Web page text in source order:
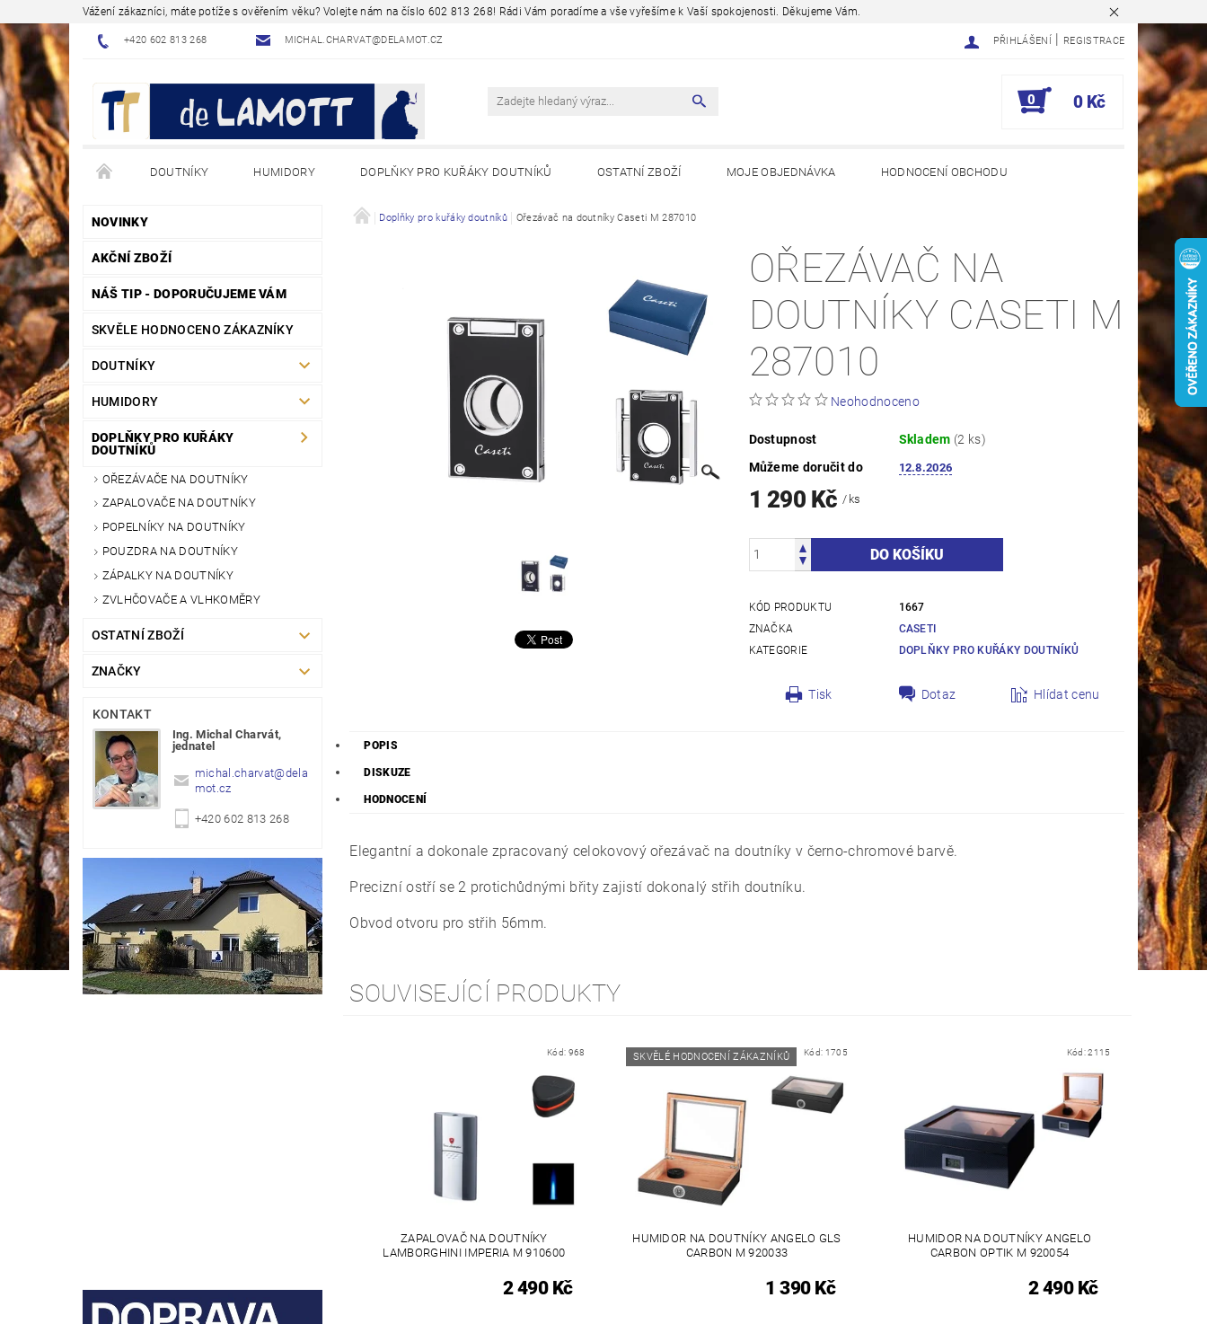
Vážení zákazníci, máte potíže s ověřením věku? Volejte nám na číslo 602 813 268! Rádi Vám poradíme a vše vyřešíme k Vaší spokojenosti. Děkujeme Vám.
+420 602 813 268 MICHAL.CHARVAT@DELAMOT.CZ PŘIHLÁŠENÍ REGISTRACE
0 0 Kč
DOUTNÍKY HUMIDORY DOPLŇKY PRO KUŘÁKY DOUTNÍKŮ OSTATNÍ ZBOŽÍ MOJE OBJEDNÁVKA HODNOCENÍ OBCHODU
NÁVODY - JAK NA TO BLOG - ODBORNÉ ČLÁNKY A ZAJÍMAVOSTI
NOVINKY
AKČNÍ ZBOŽÍ
NÁŠ TIP - DOPORUČUJEME VÁM
SKVĚLE HODNOCENO ZÁKAZNÍKY
DOUTNÍKY
HUMIDORY
DOPLŇKY PRO KUŘÁKY
DOUTNÍKŮ
OŘEZÁVAČE NA DOUTNÍKY
ZAPALOVAČE NA DOUTNÍKY
POPELNÍKY NA DOUTNÍKY
POUZDRA NA DOUTNÍKY
ZÁPALKY NA DOUTNÍKY
ZVLHČOVAČE A VLHKOMĚRY
OSTATNÍ ZBOŽÍ
ZNAČKY
KONTAKT
Ing. Michal Charvát,
jednatel
michal.charvat@dela
mot.cz
+420 602 813 268
Doplňky pro kuřáky doutníků Ořezávač na doutníky Caseti M 287010
OŘEZÁVAČ NA
DOUTNÍKY CASETI M
287010
Neohodnoceno
Dostupnost Skladem (2 ks)
Můžeme doručit do
12.8.2026
1 290 Kč/ ks
KÓD PRODUKTU
1667
ZNAČKA
CASETI
KATEGORIE
DOPLŇKY PRO KUŘÁKY DOUTNÍKŮ
Tisk Dotaz Hlídat cenu
POPIS
DISKUZE
HODNOCENÍ
Elegantní a dokonale zpracovaný celokovový ořezávač na doutníky v černo-chromové barvě.
Precizní ostří se 2 protichůdnými břity zajistí dokonalý střih doutníku.
Obvod otvoru pro střih 56mm.
SOUVISEJÍCÍ PRODUKTY
Kód: 968
ZAPALOVAČ NA DOUTNÍKY
LAMBORGHINI IMPERIA M 910600
2 490 Kč
SKVĚLÉ HODNOCENÍ ZÁKAZNÍKŮ Kód: 1705
HUMIDOR NA DOUTNÍKY ANGELO GLS
CARBON M 920033
1 390 Kč
Kód:2115
HUMIDOR NA DOUTNÍKY ANGELO
CARBON OPTIK M 920054
2 490 Kč